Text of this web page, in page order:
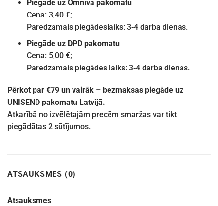
Piegāde uz Omniva pakomatu
Cena: 3,40 €;
Paredzamais piegādeslaiks: 3-4 darba dienas.
Piegāde uz DPD pakomatu
Cena: 5,00 €;
Paredzamais piegādes laiks: 3-4 darba dienas.
Pērkot par €79 un vairāk – bezmaksas piegāde uz
UNISEND pakomatu Latvijā.
Atkarībā no izvēlētajām precēm smaržas var tikt
piegādātas 2 sūtījumos.
ATSAUKSMES (0)
Atsauksmes